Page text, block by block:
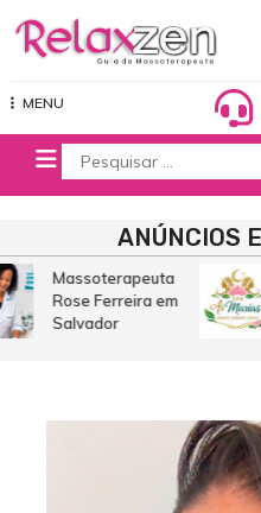
para
Relaxzen Guia de
MENU
Procurar
por:
ANÚNCIOS
Massoterapeuta
Rose Ferreira em
Salvador